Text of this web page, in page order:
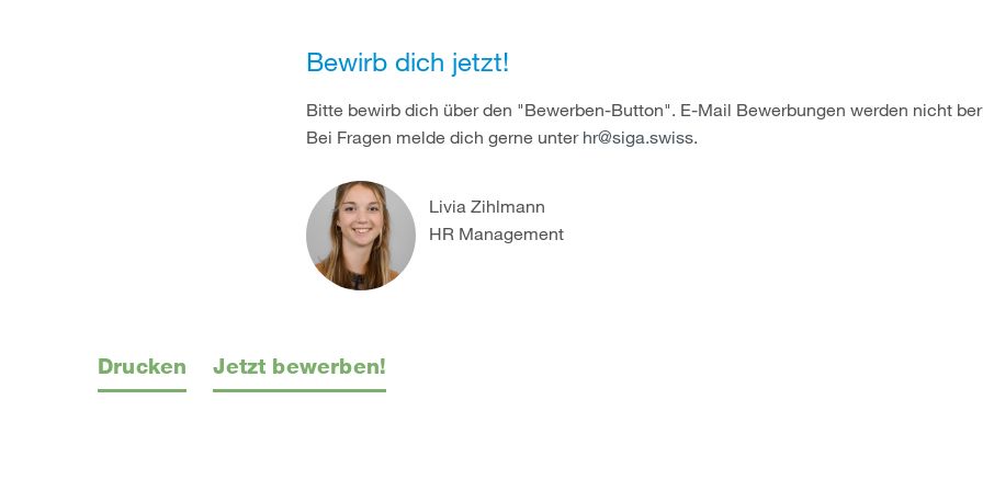
Bewirb dich jetzt!
Bitte bewirb dich über den "Bewerben-Button". E-Mail Bewerbungen werden nicht
Bei Fragen melde dich gerne unter hr@siga.swiss.
Livia Zihlmann
HR Management
Drucken Jetzt bewerben!